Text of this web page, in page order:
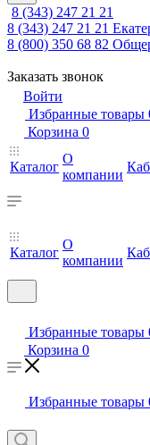
8 (343) 247 21 21
8 (343) 247 21 21
8 (800) 350 68 82
Заказать звонок
Войти
Избранные товары
Корзина 0
Каталог
О
компании
Каталог
О
компании
Избранные товары
Корзина 0
Избранные товары